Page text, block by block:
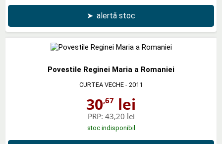
➤ alertă stoc
Povestile Reginei Maria a Romaniei
CURTEA VECHE - 2011
30,67 lei
PRP: 43,20 lei
stoc indisponibil